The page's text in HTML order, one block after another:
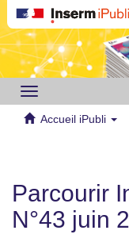
Toggle
navigation
Accueil iPubli
Parcourir
N°43 juin